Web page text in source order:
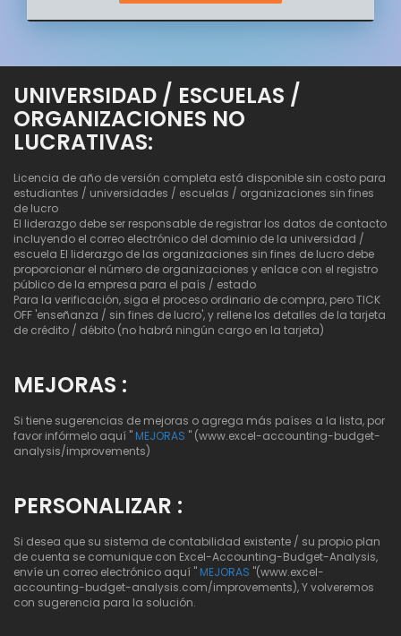
UNIVERSIDAD / ESCUELAS /
ORGANIZACIONES NO
LUCRATIVAS:
Licencia de año de versión completa está disponible sin costo para
estudiantes / universidades / escuelas / organizaciones sin fines
de lucro
El liderazgo debe ser responsable de registrar los datos de contacto
incluyendo el correo electrónico del dominio de la universidad /
escuela El liderazgo de las organizaciones sin fines de lucro debe
proporcionar el número de organizaciones y enlace con el registro
público de la empresa para el país / estado
Para la verificación, siga el proceso ordinario de compra, pero TICK
OFF 'enseñanza / sin fines de lucro', y rellene los detalles de la tarjeta
de crédito / débito (no habrá ningún cargo en la tarjeta)
MEJORAS :
Si tiene sugerencias de mejoras o agrega más países a la lista, por
favor infórmelo aquí " MEJORAS " (www.excel-accounting-budget-
analysis/improvements)
PERSONALIZAR :
Si desea que su sistema de contabilidad existente / su propio plan
de cuenta se comunique con Excel-Accounting-Budget-Analysis,
envíe un correo electrónico aquí " MEJORAS "(www.excel-
accounting-budget-analysis.com/improvements), Y volveremos
con sugerencia para la solución.